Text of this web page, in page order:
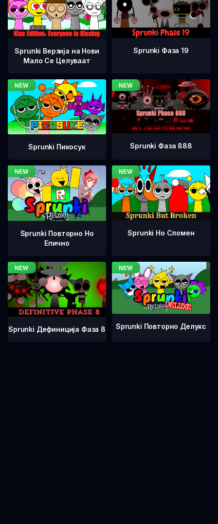
Sprunki Верзија на Нови
Мало Се Целуваат
Sprunki Фаза 19
Sprunki Пикосук Sprunki Фаза 888
Sprunki Повторно Но
Епично
Sprunki Но Сломен
Sprunki Дефиниција Фаза 8 Sprunki Повторно Делукс